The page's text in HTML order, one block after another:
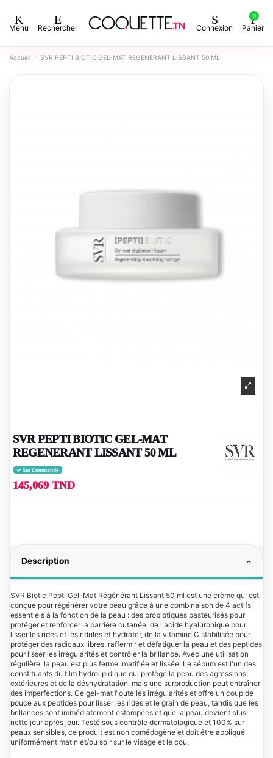
Menu Rechercher Connexion
0
Panier
Accueil SVR PEPTI BIOTIC GEL-MAT REGENERANT LISSANT 50 ML
SVR PEPTI BIOTIC GEL-MAT
REGENERANT LISSANT 50 ML
Sur Commande
145,069 TND
Description
SVR Biotic Pepti Gel-Mat Régénérant Lissant 50 ml est une crème qui est
conçue pour régénérer votre peau grâce à une combinaison de 4 actifs
essentiels à la fonction de la peau : des probiotiques pasteurisés pour
protéger et renforcer la barrière cutanée, de l'acide hyaluronique pour
lisser les rides et les ridules et hydrater, de la vitamine C stabilisée pour
protéger des radicaux libres, raffermir et défatiguer la peau et des peptides
pour lisser les irrégularités et contrôler la brillance. Avec une utilisation
régulière, la peau est plus ferme, matifiée et lissée. Le sébum est l'un des
constituants du film hydrolipidique qui protège la peau des agressions
extérieures et de la déshydratation, mais une surproduction peut entraîner
des imperfections. Ce gel-mat floute les irrégularités et offre un coup de
pouce aux peptides pour lisser les rides et le grain de peau, tandis que les
brillances sont immédiatement estompées et que la peau devient plus
nette jour après jour. Testé sous contrôle dermatologique et 100% sur
peaux sensibles, ce produit est non comédogène et doit être appliqué
uniformément matin et/ou soir sur le visage et le cou.